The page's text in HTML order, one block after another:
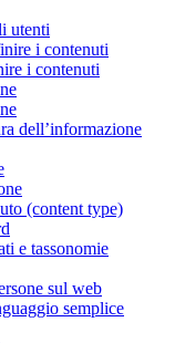
utenti
i contenuti
i contenuti
dell’informazione
(content type)
e tassonomie
sul web
semplice